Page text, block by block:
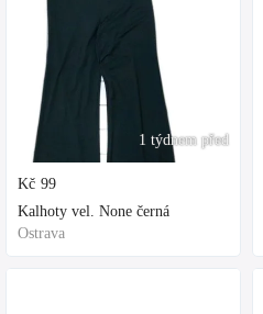
1 týdnem před
Kč 99
Kalhoty vel. None černá
Ostrava